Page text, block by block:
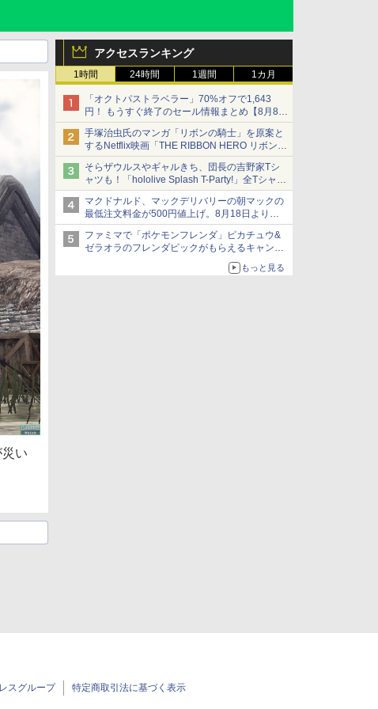
アクセスランキング
1時間 24時間 1週間 1カ月
「オクトパストラベラー」70%オフで1,643
円！ もうすぐ終了のセール情報まとめ【8月8日
更新】
ニンテンドーeショップでは「大神 絶景版」が
67%オフで990円
手塚治虫氏のマンガ「リボンの騎士」を原案と
するNetflix映画「THE RIBBON HERO リボンヒ
ーロー」本日配信開始
そらザウルスやギャルきち、団長の吉野家Tシ
ャツも！「hololive Splash T-Party!」全Tシャツ
ラインナップ公開＆オンライン販売開始
マクドナルド、マックデリバリーの朝マックの
最低注文料金が500円値上げ。8月18日より
1,500円から受付
ファミマで「ポケモンフレンダ」ピカチュウ&
ゼラオラのフレンダピックがもらえるキャンペ
もっと見る
い
スグループ 特定商取引法に基づく表示